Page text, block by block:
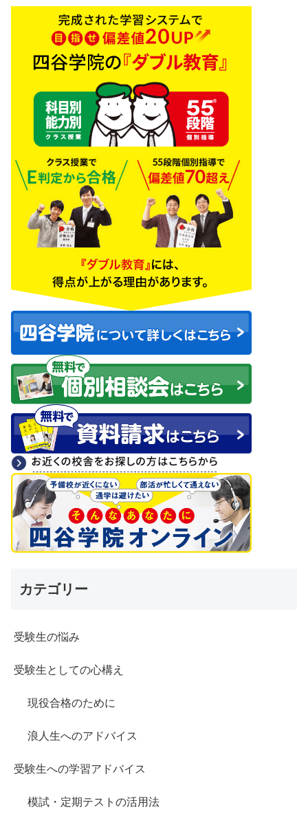
カテゴリー
受験生の悩み
受験生としての心構え
現役合格のために
浪人生へのアドバイス
受験生への学習アドバイス
模試・定期テストの活用法